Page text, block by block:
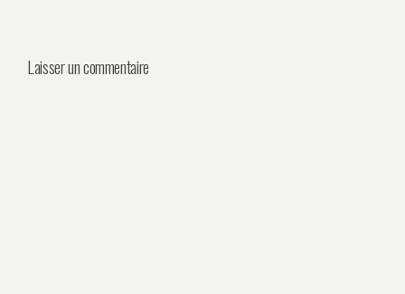
Laisser un commentaire